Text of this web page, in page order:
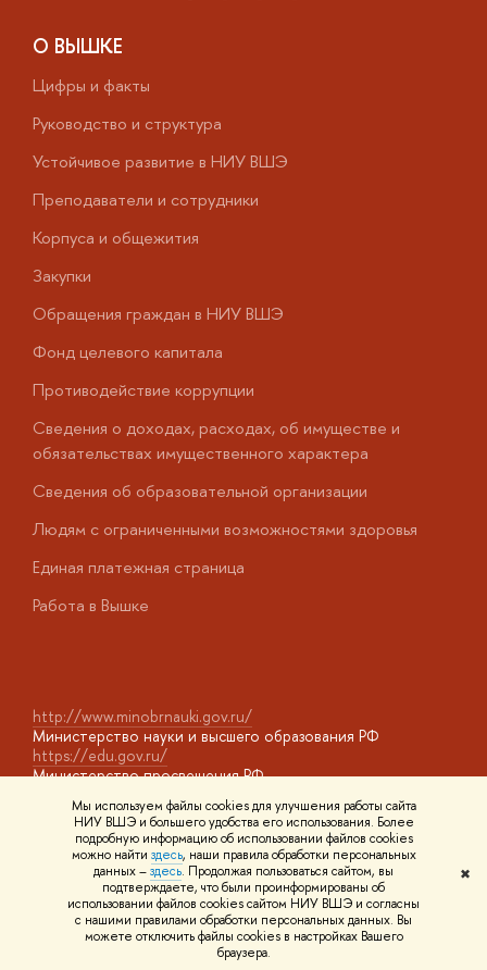
Мы используем файлы cookies для улучшения работы сайта
НИУ ВШЭ и большего удобства его использования. Более
подробную информацию об использовании файлов cookies
можно найти здесь, наши правила обработки персональных
данных –здесь. Продолжая пользоваться сайтом, вы
подтверждаете, что были проинформированы об
использовании файлов cookies сайтом НИУ ВШЭ и согласны
с нашими правилами обработки персональных данных. Вы
можете отключить файлы cookies в настройках Вашего
браузера.
✖
О ВЫШКЕ
Цифры и факты
Руководство и структура
Устойчивое развитие в НИУ ВШЭ
Преподаватели и сотрудники
Корпуса и общежития
Закупки
Обращения граждан в НИУ ВШЭ
Фонд целевого капитала
Противодействие коррупции
Сведения о доходах, расходах, об имуществе и
обязательствах имущественного характера
Сведения об образовательной организации
Людям с ограниченными возможностями здоровья
Единая платежная страница
Работа в Вышке
http://www.minobrnauki.gov.ru/
Министерство науки и высшего образования РФ
https://edu.gov.ru/
Министерство просвещения РФ
Массовые открытые онлайн-курсы
© НИУ ВШЭ 1993–2026 Адреса и контактыУсловия
использования материалов Политика конфиденциальности
Шрифты HSE Sans и HSE Slab разработаны вШколе дизайна НИУ